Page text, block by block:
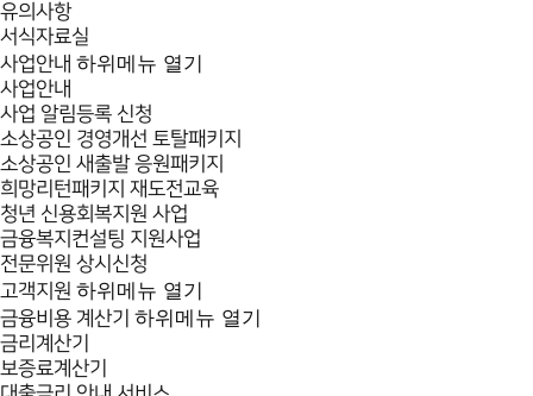
유의사항
서식자료실
사업안내 하위메뉴 열기
사업안내
사업 알림등록 신청
소상공인 경영개선 토탈패키지
소상공인 새출발 응원패키지
희망리턴패키지 재도전교육
청년 신용회복지원 사업
금융복지컨설팅 지원사업
전문위원 상시신청
고객지원 하위메뉴 열기
금융비용 계산기 하위메뉴 열기
금리계산기
보증료계산기